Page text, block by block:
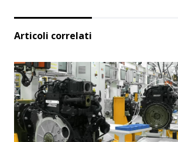
Articoli correlati